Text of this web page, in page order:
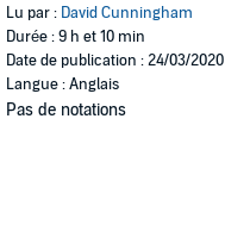
Lu par : David Cunningham
Durée : 9 h et 10 min
Date de publication : 24/03/2020
Langue : Anglais
Pas de notations